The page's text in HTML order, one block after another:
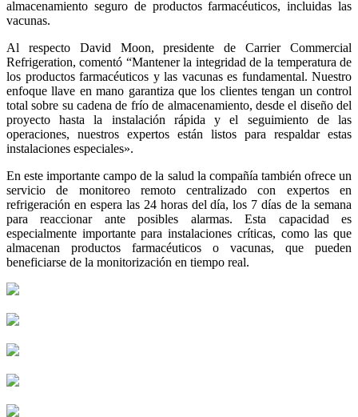
almacenamiento seguro de productos farmacéuticos, incluidas las
vacunas.
Al respecto David Moon, presidente de Carrier Commercial
Refrigeration, comentó “Mantener la integridad de la temperatura de
los productos farmacéuticos y las vacunas es fundamental. Nuestro
enfoque llave en mano garantiza que los clientes tengan un control
total sobre su cadena de frío de almacenamiento, desde el diseño del
proyecto hasta la instalación rápida y el seguimiento de las
operaciones, nuestros expertos están listos para respaldar estas
instalaciones especiales».
En este importante campo de la salud la compañía también ofrece un
servicio de monitoreo remoto centralizado con expertos en
refrigeración en espera las 24 horas del día, los 7 días de la semana
para reaccionar ante posibles alarmas. Esta capacidad es
especialmente importante para instalaciones críticas, como las que
almacenan productos farmacéuticos o vacunas, que pueden
beneficiarse de la monitorización en tiempo real.